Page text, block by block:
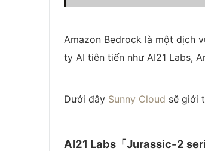
Amazon Bedrock là một dịch
ty AI tiên tiến như AI21 Labs,
Dưới đây Sunny Cloud sẽ giới
AI21 Labs「Jurassic-2